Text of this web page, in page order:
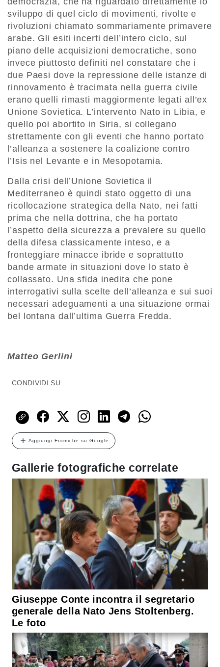
sviluppo di quel ciclo di movimenti, rivolte e
rivoluzioni chiamato sommariamente primavere
arabe. Gli esiti incerti dell’intero ciclo, sul
piano delle acquisizioni democratiche, sono
invece piuttosto definiti nel constatare che i
due Paesi dove la repressione delle istanze di
rinnovamento è tracimata nella guerra civile
erano quelli rimasti maggiormente legati all’ex
Unione Sovietica. L’intervento Nato in Libia, e
quello poi abortito in Siria, si collegano
strettamente con gli eventi che hanno portato
l’alleanza a sostenere la coalizione contro
l’Isis nel Levante e in Mesopotamia.
Dalla crisi dell’Unione Sovietica il
Mediterraneo è quindi stato oggetto di una
ricollocazione strategica della Nato, nei fatti
prima che nella dottrina, che ha portato
l’aspetto della sicurezza a prevalere su quello
della difesa classicamente inteso, e a
fronteggiare minacce ibride e soprattutto
bande armate in situazioni dove lo stato è
collassato. Una sfida inedita che pone
interrogativi sulla scelte dell’alleanza e sui suoi
necessari adeguamenti a una situazione ormai
bel lontana dall’ultima Guerra Fredda.
Matteo Gerlini
CONDIVIDI SU:
Aggiungi Formiche su Google
Gallerie fotografiche correlate
Giuseppe Conte incontra il segretario
generale della Nato Jens Stoltenberg.
Le foto